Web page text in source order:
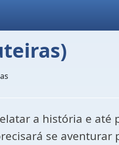
a história e até
se aventurar